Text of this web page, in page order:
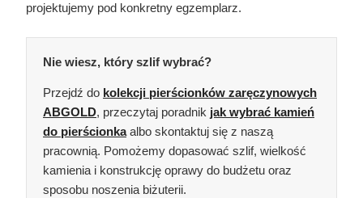
projektujemy pod konkretny egzemplarz.
Nie wiesz, który szlif wybrać?
Przejdź do kolekcji pierścionków zaręczynowych
ABGOLD, przeczytaj poradnik jak wybrać kamień
do pierścionkaalbo skontaktuj się z naszą
pracownią. Pomożemy dopasować szlif, wielkość
kamienia i konstrukcję oprawy do budżetu oraz
sposobu noszenia biżuterii.